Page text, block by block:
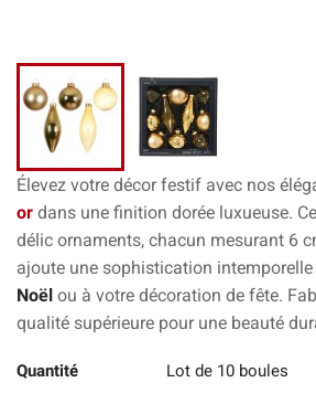
Élevez votre décor festif avec nos
or dans une finition dorée luxueuse.
délic ornaments, chacun mesurant 6
ajoute une sophistication intemporelle
Noël ou à votre décoration de fête.
qualité supérieure pour une beauté
Quantité Lot de 10 boules